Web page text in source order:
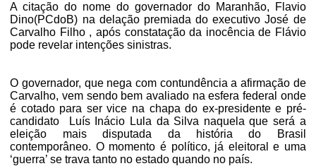
A citação do nome do governador do Maranhão, Flavio
Dino(PCdoB) na delação premiada do executivo José de
Carvalho Filho , após constatação da inocência de Flávio
pode revelar intenções sinistras.
O governador, que nega com contundência a afirmação de
Carvalho, vem sendo bem avaliado na esfera federal onde
é cotado para ser vice na chapa do ex-presidente e pré-
candidato
Luís Inácio Lula da Silva naquela que será a
eleição mais disputada da história do Brasil
contemporâneo. O momento é político, já eleitoral e uma
‘guerra’ se trava tanto no estado quando no país.